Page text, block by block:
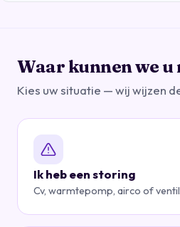
Waar kunnen we u
Kies uw situatie — wij wijzen
Ik heb een storing
Cv, warmtepomp, airco of